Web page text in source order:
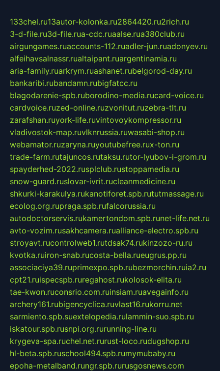
133chel.ru13autor-kolonka.ru2864420.ru2rich.ru
3-d-file.ru3d-file.rua-cdc.ruaalse.rua380club.ru
airgungames.ruaccounts-112.ruadler-jun.ruadonyev.ru
alfeihavsalnassr.rualtaipant.ruargentinamia.ru
aria-family.ruarkrym.ruashanet.rubelgorod-day.ru
bankaribi.rubandamn.rubigfatcc.ru
blagodarenie-spb.ruborodino-media.rucard-voice.ru
cardvoice.ruzed-online.ruzvonitut.ruzebra-tlt.ru
zarafshan.ruyork-life.ruvintovoykompressor.ru
vladivostok-map.ruvlknrussia.ruwasabi-shop.ru
webamator.ruzaryna.ruyoutubefree.rux-ton.ru
trade-farm.rutajuncos.rutaksu.rutor-lyubov-i-grom.ru
spayderhed-2022.rusplclub.rustoppamedia.ru
snow-guard.ruslovar-ivrit.rucleanmedicine.ru
shkurki-karakulya.rukanotiforet.spb.rututmassage.ru
ecolog.org.rupraga.spb.rufalcorussia.ru
autodoctorservis.rukamertondom.spb.runet-life.net.ru
avto-vozim.rusakhcamera.rualliance-electro.spb.ru
stroyavt.rucontrolweb1.rutdsak74.rukinzozo-ru.ru
kvotka.ruiron-snab.rucosta-bella.rueugrus.pp.ru
associaciya39.ruprimexpo.spb.rubezmorchin.ruia2.ru
cpt21.ruispecspb.ruregahost.rukolosok-elita.ru
tae-kwon.ruconsrio.com.ruinsiam.ruavegainfo.ru
archery161.rubigencyclica.ruvlast16.rukorru.net
sarmiento.spb.suextelopedia.rulammin-suo.spb.ru
iskatour.spb.rusnpi.org.rurunning-line.ru
krygeva-spa.ruchel.net.rurust-loco.rudugshop.ru
hl-beta.spb.ruschool494.spb.rumymubaby.ru
epoha-metalband.rungr.spb.rurusgosnews.com